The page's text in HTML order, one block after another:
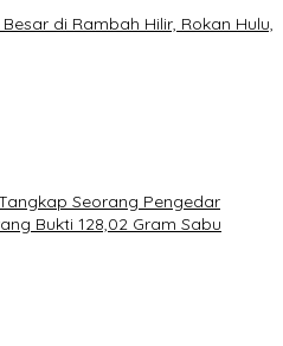
di Rambah Hilir, Rokan Hulu,
Seorang Pengedar
Bukti 128,02 Gram Sabu